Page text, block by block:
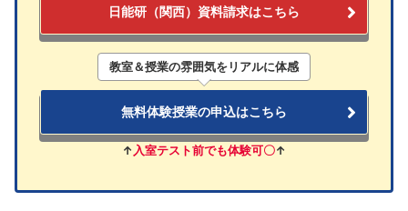
日能研（関西）資料請求はこちら
教室＆授業の雰囲気をリアルに体感
無料体験授業の申込はこちら
↑入室テスト前でも体験可〇↑